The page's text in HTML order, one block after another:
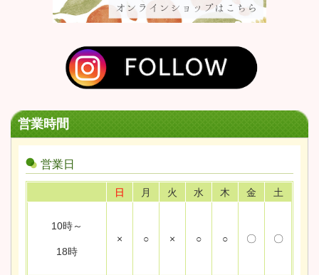
営業時間
営業日
日 月 火 水 木 金 土
10時～
18時
× ○ × ○ ○ 〇 〇